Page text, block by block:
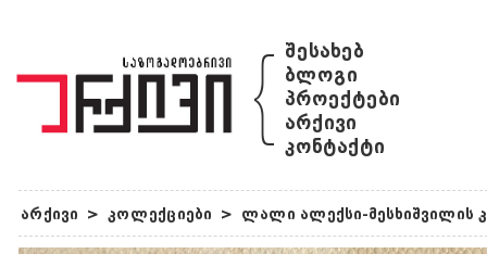
{ შესახებ
ბლოგი
პროექტები
არქივი
კონტაქტი
არქივი > კოლექციები > ლალი ალექსი-მესხიშვილის